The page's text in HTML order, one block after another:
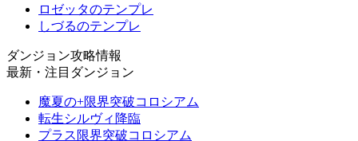
ロゼッタのテンプレ
しづるのテンプレ
ダンジョン攻略情報
最新・注目ダンジョン
魔夏の+限界突破コロシアム
転生シルヴィ降臨
プラス限界突破コロシアム